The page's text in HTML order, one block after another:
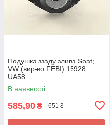
Подушка ззаду злива Seat;
VW (вир-во FEBI) 15928
UA58
В наявності
585,90 ₴ 651 ₴